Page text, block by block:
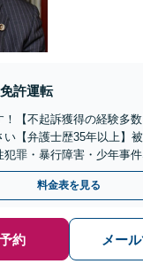
許運転
【不起訴獲得の経験多
【弁護士歴35年以上】
罪・暴行障害・少年事
料金表を見る
約 メー